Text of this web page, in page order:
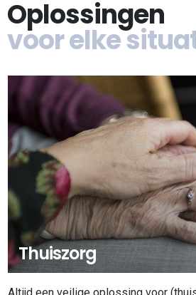
Oplossingen
voor elke
Thuiszorg